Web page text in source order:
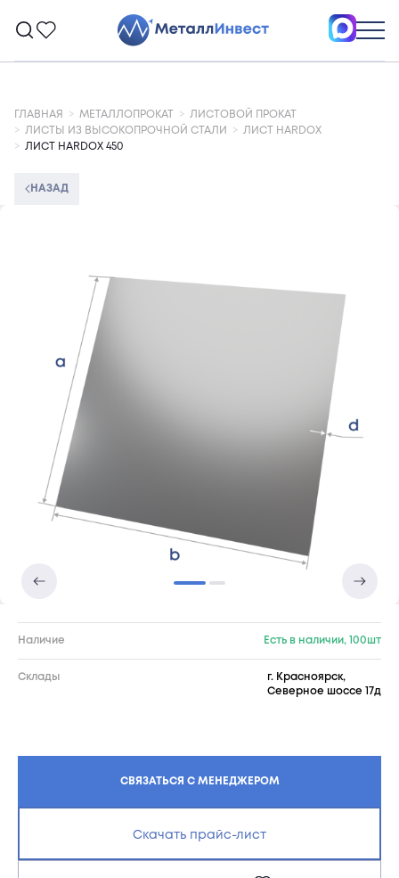
ГЛАВНАЯ МЕТАЛЛОПРОКАТ
ЛИСТОВОЙ ПРОКАТ
ЛИСТЫ ИЗ ВЫСОКОПРОЧНОЙ СТАЛИ
ЛИСТ HARDOX
ЛИСТ HARDOX 450
НАЗАД
Наличие Есть в наличии, 100шт
Склады
г. Красноярск,
Северное шоссе 17д
СВЯЗАТЬСЯ С МЕНЕДЖЕРОМ
Скачать прайс-лист